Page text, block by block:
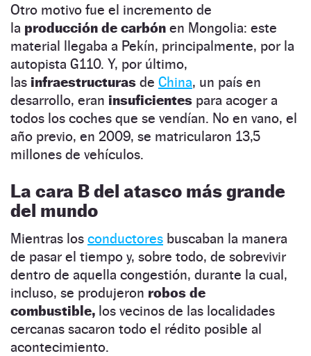
Otro motivo fue el incremento de
la producción de carbón en Mongolia: este
material llegaba a Pekín, principalmente, por la
autopista G110. Y, por último,
las infraestructuras de China, un país en
desarrollo, eran insuficientes para acoger a
todos los coches que se vendían. No en vano, el
año previo, en 2009, se matricularon 13,5
millones de vehículos.
La cara B del atasco más grande
del mundo
Mientras los conductores buscaban la manera
de pasar el tiempo y, sobre todo, de sobrevivir
dentro de aquella congestión, durante la cual,
incluso, se produjeron robos de
combustible, los vecinos de las localidades
cercanas sacaron todo el rédito posible al
acontecimiento.